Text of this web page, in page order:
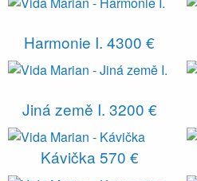
Harmonie I. 4300 €
Jiná země I. 3200 €
Kávička 570 €